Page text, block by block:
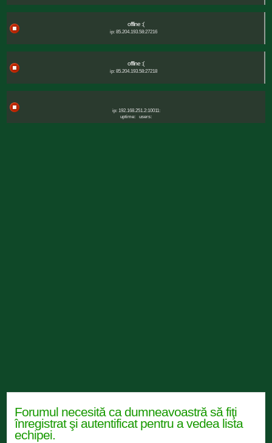
offline :(
ip: 85.204.193.58:27216
offline :(
ip: 85.204.193.58:27218
ip: 192.168.251.2:10011:
uptime:
users:
Forumul necesită ca dumneavoastră să fiţi
înregistrat şi autentificat pentru a vedea lista
echipei.